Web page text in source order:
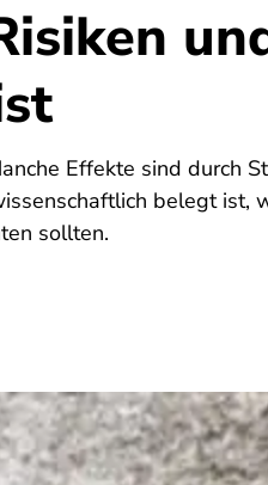
Effekte sind durch
belegt ist,
sollten.